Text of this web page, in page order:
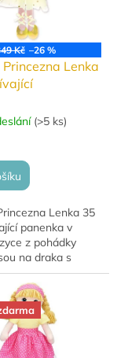
Kč –26 %
Lenka
(>5 ks)
Lenka 35
panenka v
z pohádky
na draka s
televize. Má
tělo, vyšitá
žluté...